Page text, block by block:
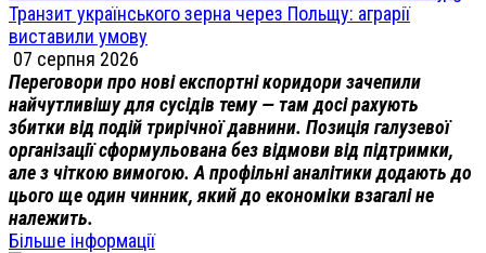
Транзит українського зерна через Польщу: аграрії
виставили умову
07 серпня 2026
Переговори про нові експортні коридори зачепили
найчутливішу для сусідів тему — там досі рахують
збитки від подій трирічної давнини. Позиція галузевої
організації сформульована без відмови від підтримки,
але з чіткою вимогою. А профільні аналітики додають до
цього ще один чинник, який до економіки взагалі не
належить.
Більше інформації